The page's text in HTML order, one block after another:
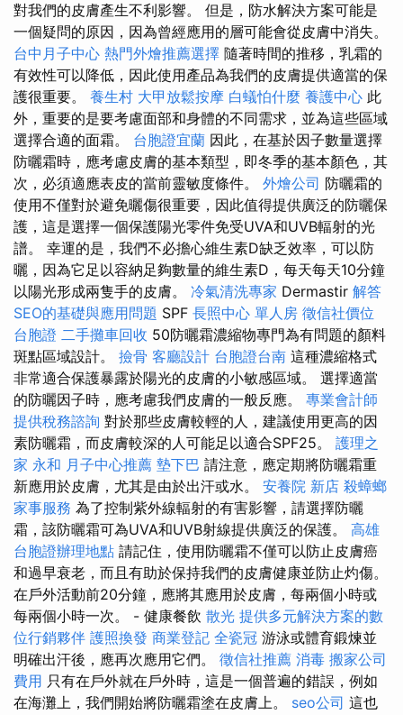
對我們的皮膚產生不利影響。 但是，防水解決方案可能是
一個疑問的原因，因為曾經應用的層可能會從皮膚中消失。
台中月子中心 熱門外燴推薦選擇 隨著時間的推移，乳霜的
有效性可以降低，因此使用產品為我們的皮膚提供適當的保
護很重要。 養生村 大甲放鬆按摩 白蟻怕什麼 養護中心 此
外，重要的是要考慮面部和身體的不同需求，並為這些區域
選擇合適的面霜。 台胞證宜蘭 因此，在基於因子數量選擇
防曬霜時，應考慮皮膚的基本類型，即冬季的基本顏色，其
次，必須適應表皮的當前靈敏度條件。 外燴公司 防曬霜的
使用不僅對於避免曬傷很重要，因此值得提供廣泛的防曬保
護，這是選擇一個保護陽光零件免受UVA和UVB輻射的光
譜。 幸運的是，我們不必擔心維生素D缺乏效率，可以防
曬，因為它足以容納足夠數量的維生素D，每天每天10分鐘
以陽光形成兩隻手的皮膚。 冷氣清洗專家 Dermastir 解答
SEO的基礎與應用問題 SPF 長照中心 單人房 徵信社價位
台胞證 二手攤車回收 50防曬霜濃縮物專門為有問題的顏料
斑點區域設計。 撿骨 客廳設計 台胞證台南 這種濃縮格式
非常適合保護暴露於陽光的皮膚的小敏感區域。 選擇適當
的防曬因子時，應考慮我們皮膚的一般反應。 專業會計師
提供稅務諮詢 對於那些皮膚較輕的人，建議使用更高的因
素防曬霜，而皮膚較深的人可能足以適合SPF25。 護理之
家 永和 月子中心推薦 墊下巴 請注意，應定期將防曬霜重
新應用於皮膚，尤其是由於出汗或水。 安養院 新店 殺蟑螂
家事服務 為了控制紫外線輻射的有害影響，請選擇防曬
霜，該防曬霜可為UVA和UVB射線提供廣泛的保護。 高雄
台胞證辦理地點 請記住，使用防曬霜不僅可以防止皮膚癌
和過早衰老，而且有助於保持我們的皮膚健康並防止灼傷。
在戶外活動前20分鐘，應將其應用於皮膚，每兩個小時或
每兩個小時一次。 - 健康餐飲 散光 提供多元解決方案的數
位行銷夥伴 護照換發 商業登記 全瓷冠 游泳或體育鍛煉並
明確出汗後，應再次應用它們。 徵信社推薦 消毒 搬家公司
費用 只有在戶外就在戶外時，這是一個普遍的錯誤，例如
在海灘上，我們開始將防曬霜塗在皮膚上。 seo公司 這也